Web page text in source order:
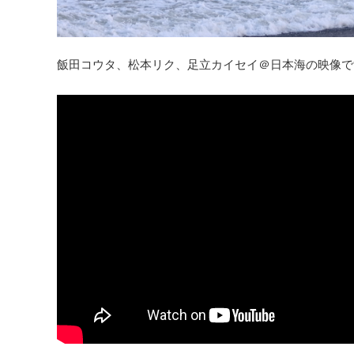
飯田コウタ、松本リク、足立カイセイ＠日本海の映像